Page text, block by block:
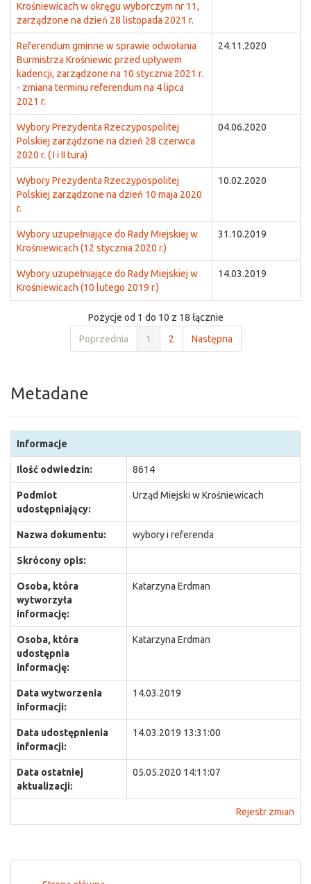
Krośniewicach w okręgu wyborczym nr 11,
zarządzone na dzień 28 listopada 2021 r.
Referendum gminne w sprawie odwołania
Burmistrza Krośniewic przed upływem
kadencji, zarządzone na 10 stycznia 2021 r.
- zmiana terminu referendum na 4 lipca
2021 r.
24.11.2020
Wybory Prezydenta Rzeczypospolitej
Polskiej zarządzone na dzień 28 czerwca
2020 r. ( I i II tura)
04.06.2020
Wybory Prezydenta Rzeczypospolitej
Polskiej zarządzone na dzień 10 maja 2020
r.
10.02.2020
Wybory uzupełniające do Rady Miejskiej w
Krośniewicach (12 stycznia 2020 r.)
31.10.2019
Wybory uzupełniające do Rady Miejskiej w
Krośniewicach (10 lutego 2019 r.)
14.03.2019
Pozycje od 1 do 10 z 18 łącznie
Poprzednia
1 2 Następna
Metadane
Informacje
Ilość odwiedzin: 8614
Podmiot
udostępniający:
Urząd Miejski w Krośniewicach
Nazwa dokumentu: wybory i referenda
Skrócony opis:
Osoba, która
wytworzyła
informację:
Katarzyna Erdman
Osoba, która
udostępnia
informację:
Katarzyna Erdman
Data wytworzenia
informacji:
14.03.2019
Data udostępnienia
informacji:
14.03.2019 13:31:00
Data ostatniej
aktualizacji:
05.05.2020 14:11:07
Rejestr zmian